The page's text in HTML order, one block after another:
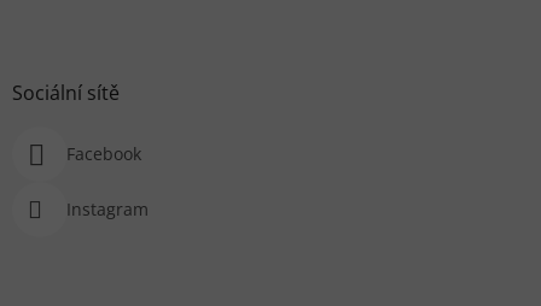
Sociální sítě
Facebook
Instagram